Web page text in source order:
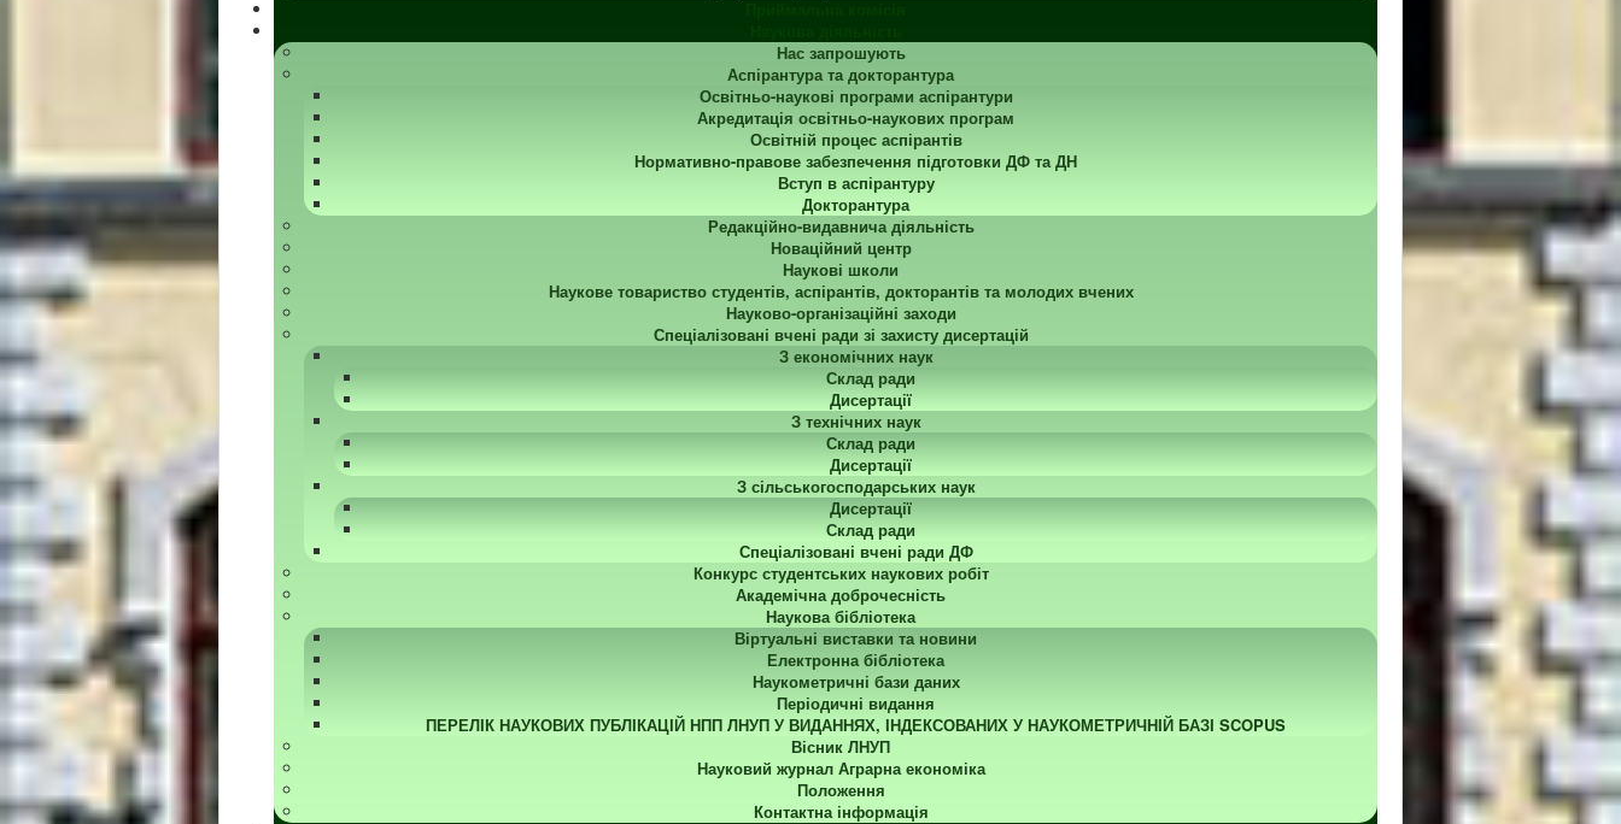
Нас запрошують
Аспірантура та докторантура
Освітньо-наукові програми аспірантури
Акредитація освітньо-наукових програм
Освітній процес аспірантів
Нормативно-правове забезпечення підготовки ДФ та ДН
Вступ в аспірантуру
Докторантура
Редакційно-видавнича діяльність
Новаційний центр
Наукові школи
Наукове товариство студентів, аспірантів, докторантів та молодих вчених
Науково-організаційні заходи
Спеціалізовані вчені ради зі захисту дисертацій
З економічних наук
Склад ради
Дисертації
З технічних наук
Склад ради
Дисертації
З сільськогосподарських наук
Дисертації
Склад ради
Спеціалізовані вчені ради ДФ
Конкурс студентських наукових робіт
Академічна доброчесність
Наукова бібліотека
Віртуальні виставки та новини
Електронна бібліотека
Наукометричні бази даних
Періодичні видання
ПЕРЕЛІК НАУКОВИХ ПУБЛІКАЦІЙ НПП ЛНУП У ВИДАННЯХ, ІНДЕКСОВАНИХ У НАУКОМЕТРИЧНІЙ БАЗІ SCOPUS
Вісник ЛНУП
Науковий журнал Аграрна економіка
Положення
Контактна інформація